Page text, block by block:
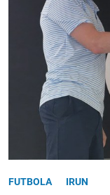
FUTBOLA IRUN